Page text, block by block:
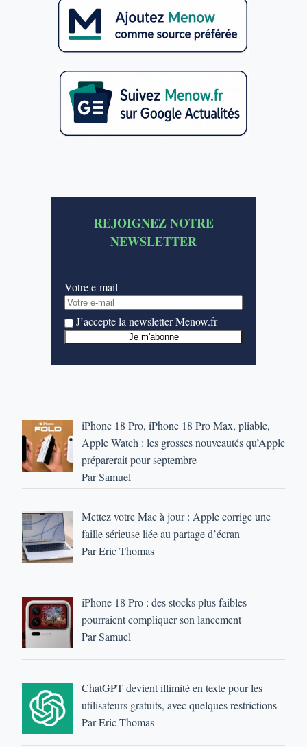
REJOIGNEZ NOTRE
NEWSLETTER
Votre e-mail
J’accepte la newsletter Menow.fr
iPhone 18 Pro, iPhone 18 Pro Max, pliable,
Apple Watch : les grosses nouveautés qu’Apple
préparerait pour septembre
Par Samuel
Mettez votre Mac à jour : Apple corrige une
faille sérieuse liée au partage d’écran
Par Eric Thomas
iPhone 18 Pro : des stocks plus faibles
pourraient compliquer son lancement
Par Samuel
ChatGPT devient illimité en texte pour les
utilisateurs gratuits, avec quelques restrictions
Par Eric Thomas